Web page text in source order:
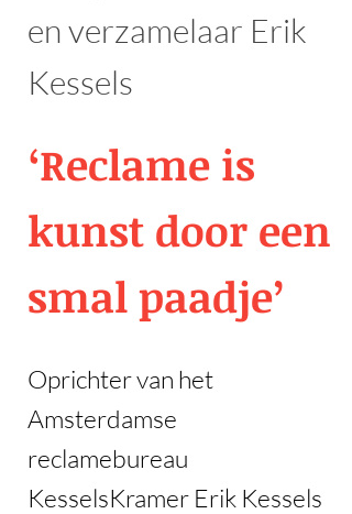
en verzamelaar Erik
Kessels
‘Reclame is
kunst door een
smal paadje’
Oprichter van het
Amsterdamse
reclamebureau
KesselsKramer Erik Kessels